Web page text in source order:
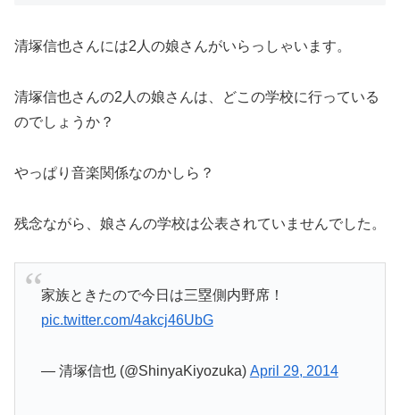
清塚信也さんには2人の娘さんがいらっしゃいます。
清塚信也さんの2人の娘さんは、どこの学校に行っている
のでしょうか？
やっぱり音楽関係なのかしら？
残念ながら、娘さんの学校は公表されていませんでした。
家族ときたので今日は三塁側内野席！
pic.twitter.com/4akcj46UbG
— 清塚信也 (@ShinyaKiyozuka) April 29, 2014